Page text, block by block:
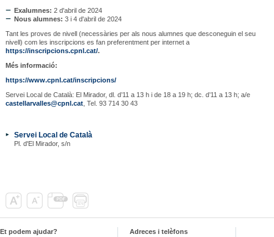
Exalumnes: 2 d'abril de 2024
Nous alumnes: 3 i 4 d'abril de 2024
Tant les proves de nivell (necessàries per als nous alumnes que desconeguin el seu
nivell) com les inscripcions es fan preferentment per internet a
https://inscripcions.cpnl.cat/.
Més informació:
https://www.cpnl.cat/inscripcions/
Servei Local de Català: El Mirador, dl. d’11 a 13 h i de 18 a 19 h; dc. d’11 a 13 h; a/e
castellarvalles@cpnl.cat, Tel. 93 714 30 43
Servei Local de Català
Pl. d'El Mirador, s/n
Et podem ajudar?
Adreces i telèfons